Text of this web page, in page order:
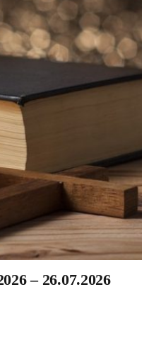
– 26.07.2026